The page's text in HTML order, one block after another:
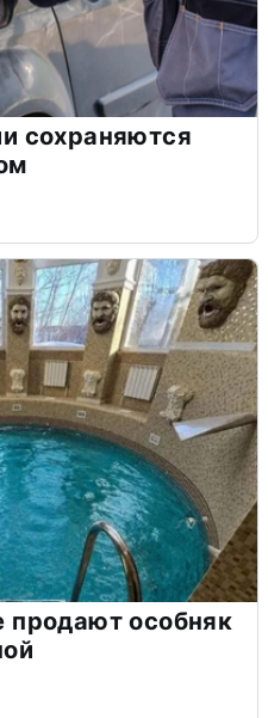
сохраняются
продают особняк